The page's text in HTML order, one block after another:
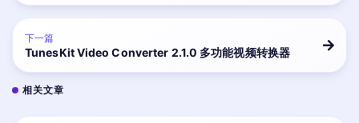
下一篇
TunesKit Video Converter 2.1.0 多功能视频转换器
相关文章